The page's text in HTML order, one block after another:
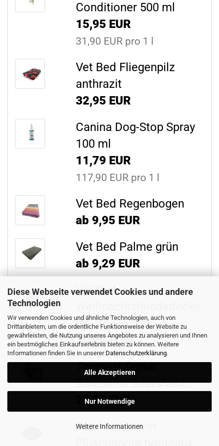
Diese Webseite verwendet Cookies und andere
Technologien
Wir verwenden Cookies und ähnliche Technologien, auch von
Drittanbietern, um die ordentliche Funktionsweise der Website zu
gewährleisten, die Nutzung unseres Angebotes zu analysieren und Ihnen
ein bestmögliches Einkaufserlebnis bieten zu können. Weitere
Informationen finden Sie in unserer Datenschutzerklärung.
Alle Akzeptieren
Nur Notwendige
Weitere Informationen
Conditioner 500 ml
15,95 EUR
31,90 EUR pro 1 l
Vet Bed Fliegenpilz
anthrazit
32,95 EUR
Canina Dog-Stop Spray
100 ml
11,79 EUR
117,90 EUR pro 1 l
Vet Bed Regenbogen
ab 9,95 EUR
Vet Bed Palme grün
ab 9,29 EUR
Vet Bed
Ho-Ho-Ho blau
30,95 EUR
Topmast Donut
Bärennest BearsNest
21,95 EUR
Topmast Velvet